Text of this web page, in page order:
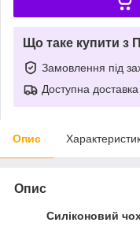
Що таке купити з
Замовлення під
Доступна доставка
Опис
Опис
Силіконовий